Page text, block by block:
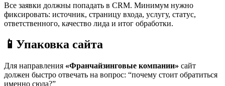
Все заявки должны попадать в CRM. Минимум нужно
фиксировать: источник, страницу входа, услугу, статус,
ответственного, качество лида и итог обработки.
📱 Упаковка сайта
Для направления «Франчайзинговые компании» сайт
должен быстро отвечать на вопрос: “почему стоит обратиться
именно сюда?”